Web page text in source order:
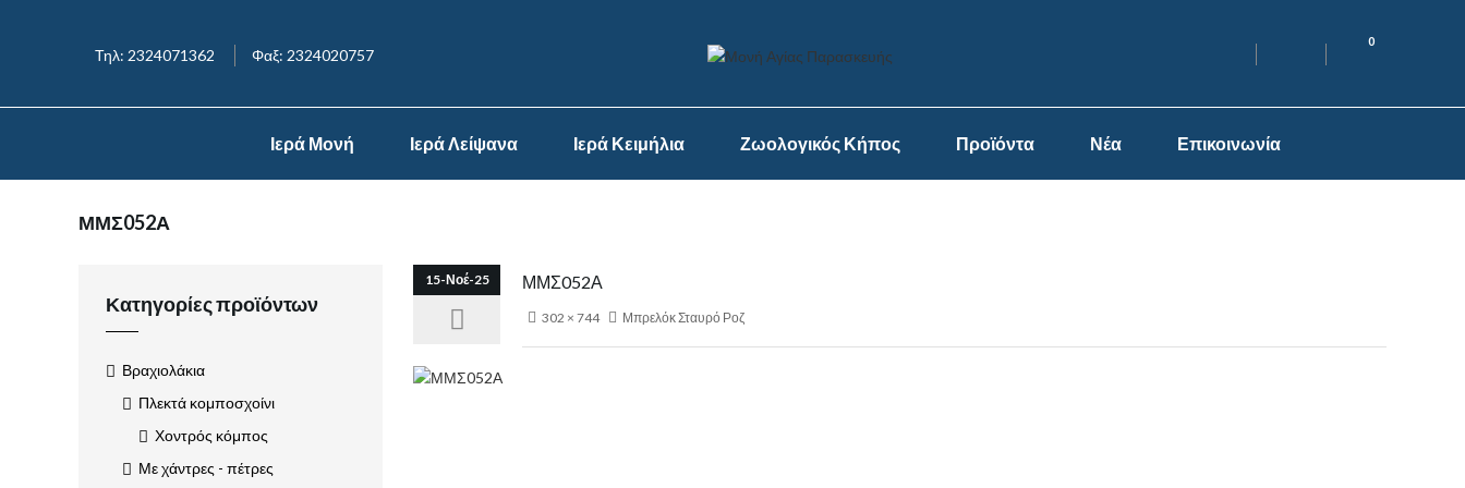
Τηλ: 2324071362 Φαξ: 2324020757
0
Ιερά Μονή Ιερά Λείψανα Ιερά Κειμήλια Ζωολογικός Κήπος Προϊόντα Νέα Επικοινωνία
ΜΜΣ052Α
15-Νοέ-25 ΜΜΣ052Α
302 × 744 Μπρελόκ Σταυρό Ροζ
Κατηγορίες προϊόντων
Βραχιολάκια
Πλεκτά κομποσχοίνι
Χοντρός κόμπος
Με χάντρες - πέτρες